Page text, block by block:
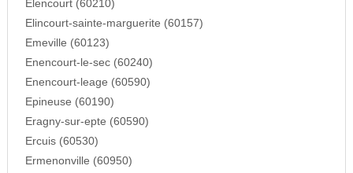
Elencourt (60210)
Elincourt-sainte-marguerite (60157)
Emeville (60123)
Enencourt-le-sec (60240)
Enencourt-leage (60590)
Epineuse (60190)
Eragny-sur-epte (60590)
Ercuis (60530)
Ermenonville (60950)